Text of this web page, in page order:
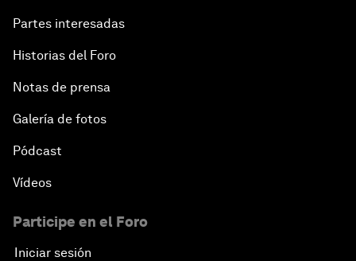
Partes interesadas
Historias del Foro
Notas de prensa
Galería de fotos
Pódcast
Vídeos
Participe en el Foro
Iniciar sesión